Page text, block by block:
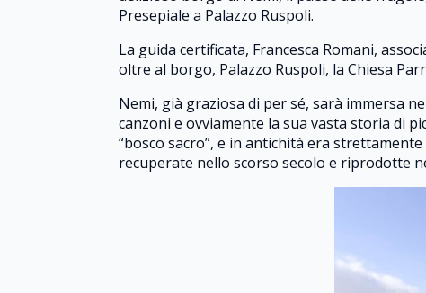
Presepiale a Palazzo Ruspoli.
La guida certificata, Francesca Romani,
oltre al borgo, Palazzo Ruspoli, la Chiesa
Nemi, già graziosa di per sé, sarà immersa
canzoni e ovviamente la sua vasta storia di
“bosco sacro”, e in antichità era
recuperate nello scorso secolo e riprodotte